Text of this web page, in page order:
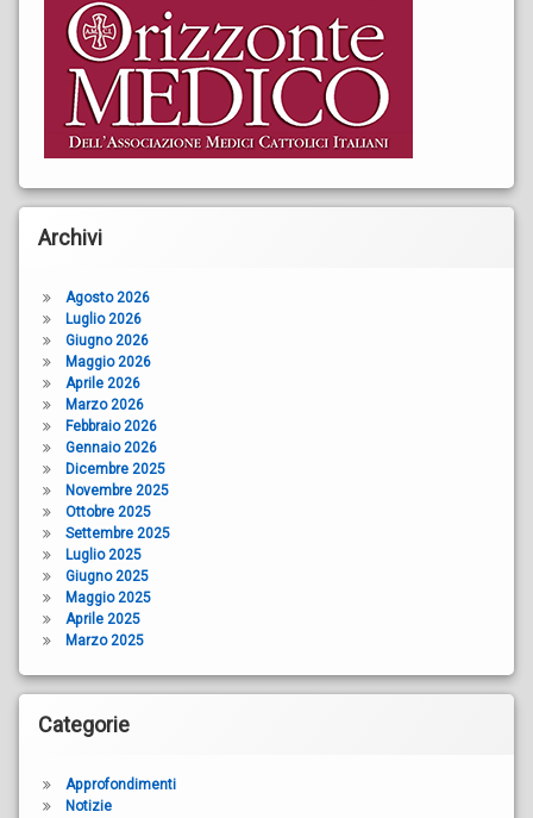
Archivi
Agosto 2026
Luglio 2026
Giugno 2026
Maggio 2026
Aprile 2026
Marzo 2026
Febbraio 2026
Gennaio 2026
Dicembre 2025
Novembre 2025
Ottobre 2025
Settembre 2025
Luglio 2025
Giugno 2025
Maggio 2025
Aprile 2025
Marzo 2025
Categorie
Approfondimenti
Notizie